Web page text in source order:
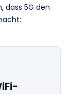
dass 5G den